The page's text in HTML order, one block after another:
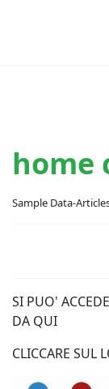
home
Sample Data-
SI PUO'
DA QUI
CLICCARE SUL